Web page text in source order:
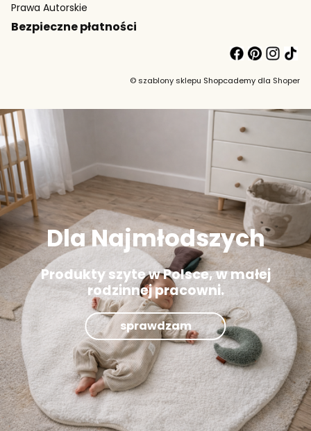
Prawa Autorskie
Bezpieczne płatności
©szablony sklepu Shopcademy dla Shoper
Dla Najmłodszych
Produkty szyte w Polsce, w małej
rodzinnej pracowni.
sprawdzam